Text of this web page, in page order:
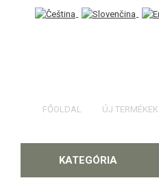
FŐOLDAL ÚJ TERMÉKEK
KATEGÓRIA